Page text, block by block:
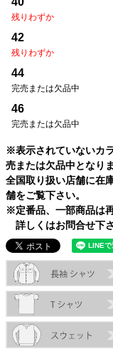
残りわずか
42
残りわずか
44
完売または欠品中
46
完売または欠品中
※表示されていないカ
売または欠品中となりま
全国取り扱い店舗に在
舗をご覧下さい。
※定番品、一部商品は
詳しくはお問合せ下さ